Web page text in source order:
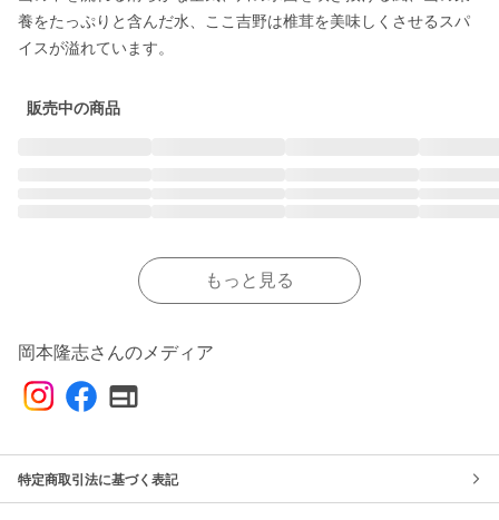
養をたっぷりと含んだ水、ここ吉野は椎茸を美味しくさせるスパ
販売中の商品
もっと見る
岡本隆志さんのメディア
特定商取引法に基づく表記